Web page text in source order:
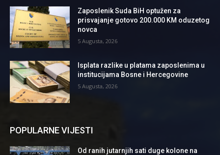
Zaposlenik Suda BiH optužen za
prisvajanje gotovo 200.000 KM oduzetog
novca
5 Augusta, 2026
Isplata razlike u platama zaposlenima u
institucijama Bosne i Hercegovine
5 Augusta, 2026
POPULARNE VIJESTI
Od ranih jutarnjih sati duge kolone na